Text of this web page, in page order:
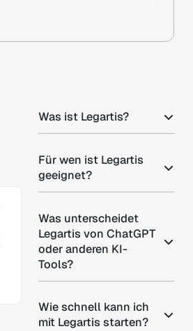
Was ist Legartis?
Für wen ist Legartis
geeignet?
Was unterscheidet
Legartis von ChatGPT
oder anderen KI-
Tools?
Wie schnell kann ich
mit Legartis starten?